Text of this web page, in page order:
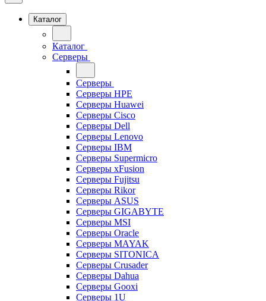
Каталог
Каталог
Серверы
Серверы
Серверы HPE
Серверы Huawei
Серверы Cisco
Серверы Dell
Серверы Lenovo
Серверы IBM
Серверы Supermicro
Серверы xFusion
Серверы Fujitsu
Серверы Rikor
Серверы ASUS
Серверы GIGABYTE
Серверы MSI
Серверы Oracle
Серверы MAYAK
Серверы SITONICA
Серверы Crusader
Серверы Dahua
Серверы Gooxi
Серверы 1U